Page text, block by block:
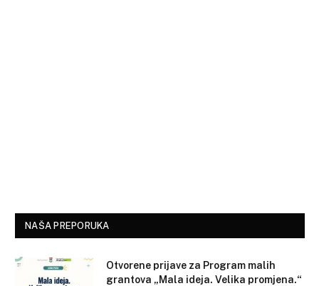
NAŠA PREPORUKA
Otvorene prijave za Program malih
grantova „Mala ideja. Velika promjena.“